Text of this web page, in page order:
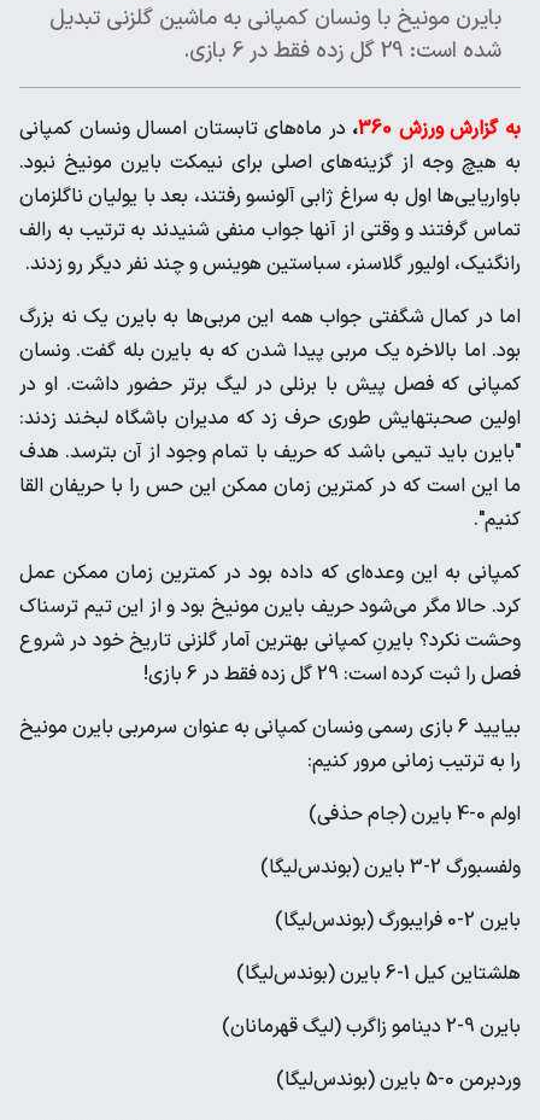
بایرن مونیخ با ونسان کمپانی به ماشین گلزنی تبدیل
شده است: 29 ‌گل زده فقط در 6 بازی. ‌
به گزارش ورزش 360 ، در ماه‌های تابستان امسال ونسان کمپانی
به ‌هیچ وجه از گزینه‌های اصلی برای نیمکت بایرن مونیخ نبود.
‌باواریایی‌ها اول به سراغ ژابی آلونسو رفتند، بعد با یولیان ناگلزمان
‌تماس گرفتند و وقتی از آنها جواب منفی شنیدند به ترتیب به رالف
‌رانگنیک، اولیور گلاسنر، سباستین هوینس و چند نفر دیگر رو زدند. ‌
اما در کمال شگفتی جواب همه این مربی‌ها به بایرن یک نه بزرگ
‌بود. اما بالاخره یک مربی پیدا شدن که به بایرن بله گفت. ونسان
‌کمپانی که فصل پیش با برنلی در لیگ برتر حضور داشت. او در
اولین ‌صحبتهایش طوری حرف زد که مدیران باشگاه لبخند زدند:
"بایرن باید ‌تیمی باشد که حریف با تمام وجود از آن بترسد. هدف
ما این است ‌که در کمترین زمان ممکن این حس را با حریفان القا
کنیم". ‌
کمپانی به این وعده‌ای که داده بود در کمترین زمان ممکن عمل
کرد. ‌حالا مگر می‌شود حریف بایرن مونیخ بود و از این تیم ترسناک
‌وحشت نکرد؟ بایرنِ کمپانی بهترین آمار گلزنی تاریخ خود در شروع
‌فصل را ثبت کرده است: 29 گل زده فقط در 6 بازی!‌
بیایید 6 بازی رسمی ونسان کمپانی به عنوان سرمربی بایرن مونیخ
را ‌به ترتیب زمانی مرور کنیم:‌
اولم 0-4 بایرن (جام حذفی)‌
ولفسبورگ 2-3 بایرن (بوندس‌لیگا)‌
بایرن 2-0 فرایبورگ (بوندس‌لیگا)‌
هلشتاین کیل 1-6 بایرن (بوندس‌لیگا)‌
بایرن 9-2 دینامو زاگرب (لیگ قهرمانان)‌
وردبرمن 0-5 بایرن (بوندس‌لیگا)‌